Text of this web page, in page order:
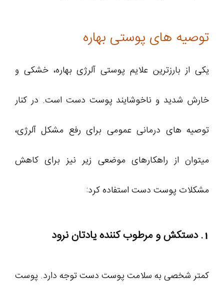
توصیه های پوستی بهاره
یکی از بارزترین علایم پوستی آلرژی بهاره، خشکی و
خارش شدید و ناخوشایند پوست دست است. در کنار
توصیه های درمانی عمومی برای رفع مشکل آلرژی،
میتوان از راهکارهای موضعی زیر نیز برای کاهش
مشکلات پوست دست استفاده کرد:
1. دستکش و مرطوب کننده یادتان نرود
کمتر شخصی به سلامت پوست دست توجه دارد. پوست